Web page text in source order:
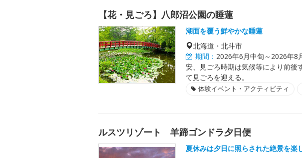
【花・見ごろ】八郎沼公園の睡蓮
湖面を覆う鮮やかな睡蓮
北海道・北斗市
期間： 2026年6月中旬～2026年
安、見ごろ時期は気候等により前後
て見ごろを迎える。
体験イベント・アクティビティ
ルスツリゾート 羊蹄ゴンドラ夕日便
夏休みは夕日に照らされた絶景を楽